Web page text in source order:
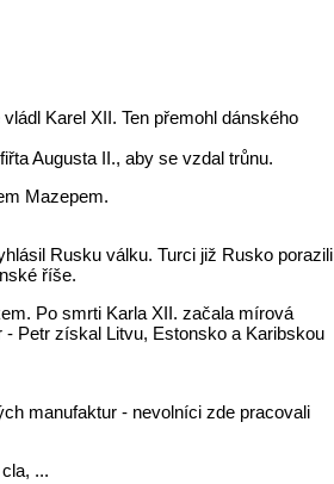
Karel XII. Ten přemohl dánského
Augusta II., aby se vzdal trůnu.
Mazepem.
Rusku válku. Turci již Rusko porazili
říše.
Po smrti Karla XII. začala mírová
Petr získal Litvu, Estonsko a Karibskou
manufaktur - nevolníci zde pracovali
...